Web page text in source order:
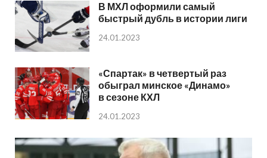
В МХЛ оформили самый
быстрый дубль в истории лиги
24.01.2023
«Спартак» в четвертый раз
обыграл минское «Динамо»
в сезоне КХЛ
24.01.2023